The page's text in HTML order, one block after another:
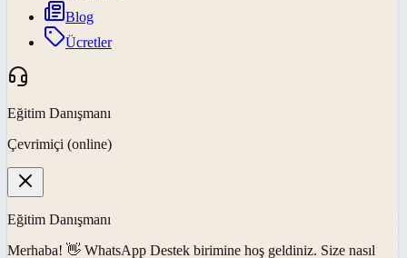
Blog
Ücretler
Eğitim Danışmanı
Çevrimiçi (online)
Eğitim Danışmanı
Merhaba! 👋 WhatsApp Destek birimine hoş geldiniz. Size nasıl